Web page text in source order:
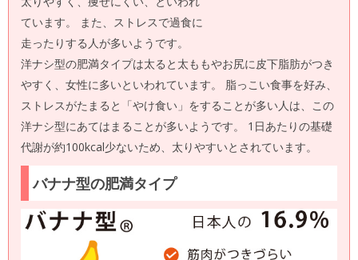
ています。 また、ストレスで過食に
走ったりする人が多いようです。
洋ナシ型の肥満タイプは太ると太ももやお尻に皮下脂肪がつき
やすく、女性に多いといわれています。 脂っこい食事を好み、
ストレスがたまると「やけ食い」をすることが多い人は、この
洋ナシ型にあてはまることが多いようです。 1日あたりの基礎
代謝が約100kcal少ないため、太りやすいとされています。
バナナ型の肥満タイプ